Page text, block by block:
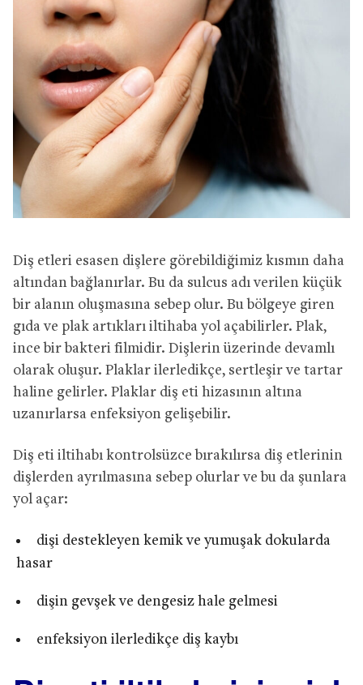
Diş etleri esasen dişlere görebildiğimiz kısmın daha
altından bağlanırlar. Bu da sulcus adı verilen küçük
bir alanın oluşmasına sebep olur. Bu bölgeye giren
gıda ve plak artıkları iltihaba yol açabilirler. Plak,
ince bir bakteri filmidir. Dişlerin üzerinde devamlı
olarak oluşur. Plaklar ilerledikçe, sertleşir ve tartar
haline gelirler. Plaklar diş eti hizasının altına
uzanırlarsa enfeksiyon gelişebilir.
Diş eti iltihabı kontrolsüzce bırakılırsa diş etlerinin
dişlerden ayrılmasına sebep olurlar ve bu da şunlara
yol açar:
dişi destekleyen kemik ve yumuşak dokularda
hasar
dişin gevşek ve dengesiz hale gelmesi
enfeksiyon ilerledikçe diş kaybı